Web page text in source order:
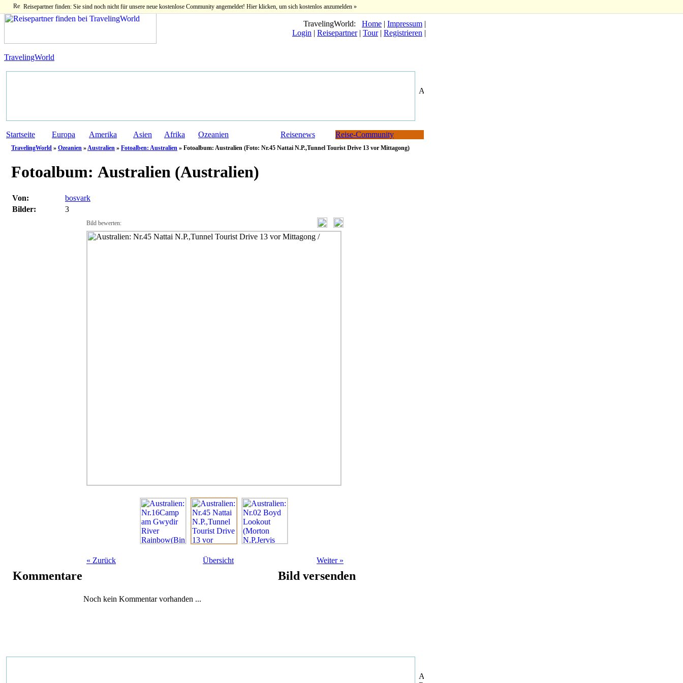
Reisepartner finden: Sie sind noch nicht für unsere neue kostenlose Community angemeldet! Hier klicken, um sich kostenlos anzumelden »
TravelingWorld: Home | Impressum |
Login | Reisepartner| Tour| Registrieren |
TravelingWorld
Startseite Europa Amerika Asien Afrika Ozeanien Reisenews Reise-Community
TravelingWorld » Ozeanien »Australien » Fotoalben: Australien » Fotoalbum: Australien (Foto: Nr.45 Nattai N.P.,Tunnel Tourist Drive 13 vor Mittagong)
Fotoalbum: Australien (Australien)
Von:
bosvark
Bilder:
3
Bild bewerten:
« Zurück Übersicht Weiter »
Kommentare
Noch kein Kommentar vorhanden ...
Bild versenden